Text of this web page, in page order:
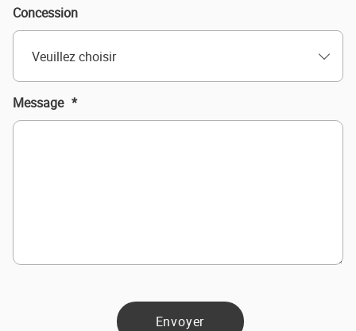
Concession
Veuillez choisir
Message *
Envoyer